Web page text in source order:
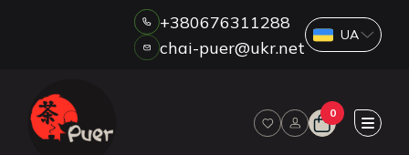
+380676311288
chai-puer@ukr.net
0